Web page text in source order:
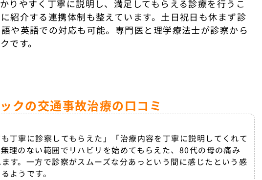
りやすく丁寧に説明し、満足してもらえる診療を行うこ
紹介する連携体制も整えています。土日祝日も休まず診
や英語での対応も可能。専門医と理学療法士が診察から
です。
クの交通事故治療の口コミ
丁寧に診察してもらえた」「治療内容を丁寧に説明してくれて
理のない範囲でリハビリを始めてもらえた、80代の母の痛み
す。一方で診察がスムーズな分あっという間に感じたという感
ようです。